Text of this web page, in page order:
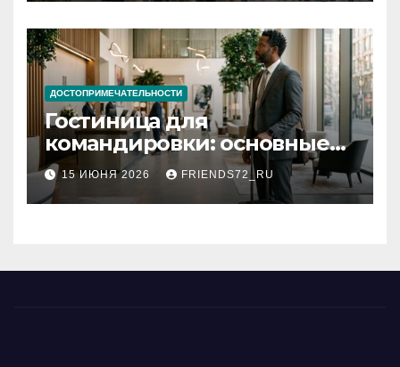
ДОСТОПРИМЕЧАТЕЛЬНОСТИ
Гостиница для
командировки: основные
критерии выбора
15 ИЮНЯ 2026 FRIENDS72_RU